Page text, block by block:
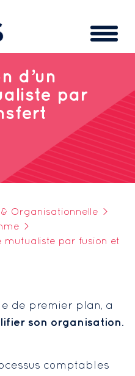
d’un
par
Organisationnelle
>
>
mutualiste par fusion et
de premier plan, a
son organisation.
comptables